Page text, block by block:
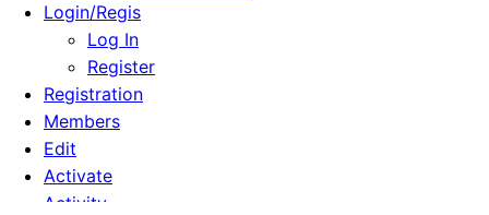
Login/Regis
Log In
Register
Registration
Members
Edit
Activate
Activity